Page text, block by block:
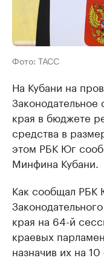
Фото: ТАСС
На Кубани на
края в бюджете
средства в
этом РБК Юг
Минфина Кубани.
Как сообщал РБК
края на 64-й
краевых
назначив их на 10